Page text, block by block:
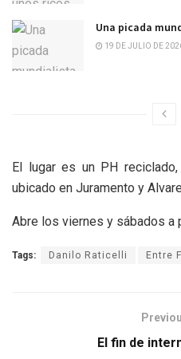
Una picada
19 DE JULIO DE
El lugar es un PH
ubicado en Juramento y
Abre los viernes y sábados a
Tags: Danilo Raticelli Entre
El fin de